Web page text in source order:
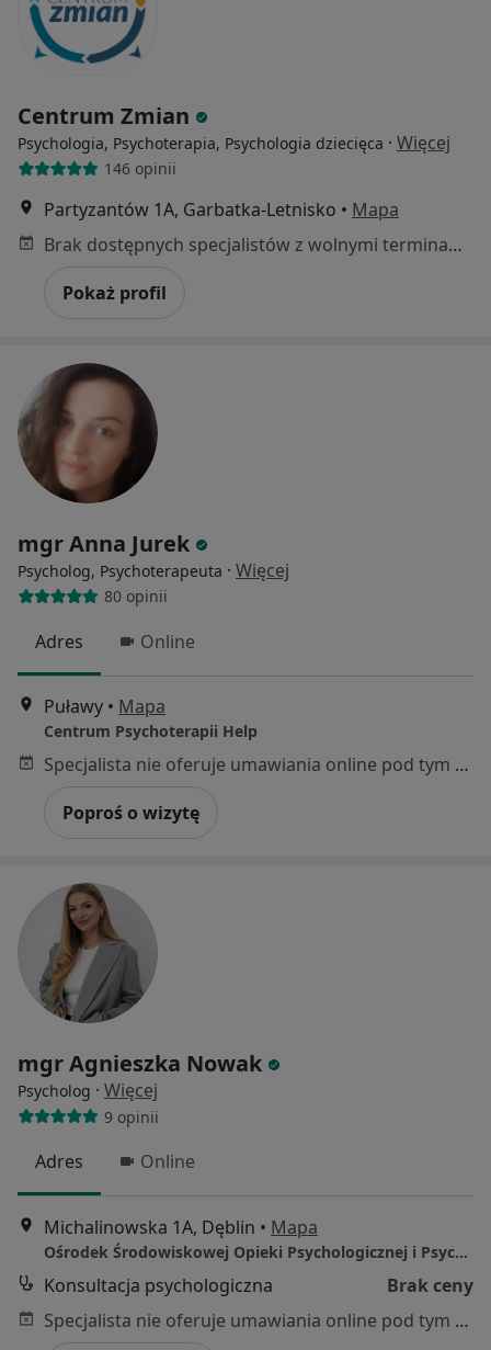
Centrum Zmian
Psychologia, Psychoterapia, Psychologia dziecięca · Więcej
146 opinii
Partyzantów 1A, Garbatka-Letnisko • Mapa
Brak dostępnych specjalistów z wolnymi terminami w tym centrum medycznym.
Pokaż profil
mgr Anna Jurek
Psycholog, Psychoterapeuta · Więcej
80 opinii
Adres Online
Puławy • Mapa
Centrum Psychoterapii Help
Specjalista nie oferuje umawiania online pod tym adresem.
Poproś o wizytę
mgr Agnieszka Nowak
Psycholog · Więcej
9 opinii
Adres Online
Michalinowska 1A, Dęblin • Mapa
Ośrodek Środowiskowej Opieki Psychologicznej i Psychoterapeutycznej Dla Dzieci i Młodzieży
Konsultacja psychologiczna
Brak ceny
Specjalista nie oferuje umawiania online pod tym adresem.